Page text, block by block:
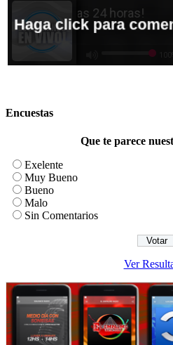
Encuestas
Que te parece
Exelente
Muy Bueno
Bueno
Malo
Sin Comentarios
Ver